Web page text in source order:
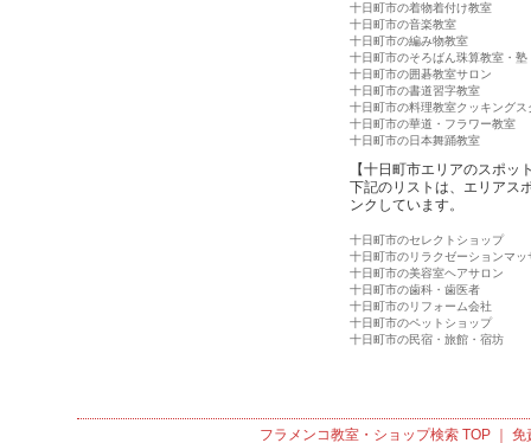
十日町市の着物着付け教室
十日町市の音楽教室
十日町市の編み物教室
十日町市のそろばん珠算教室・塾
十日町市の囲碁教室サロン
十日町市の書道習字教室
十日町市の料理教室クッキングス
十日町市の華道・フラワー教室
十日町市の日本舞踊教室
【十日町市エリアのスポッ
下記のリストは、エリアス
ンクしています。
十日町市のセレクトショップ
十日町市のリラクゼーションマッ
十日町市の美容室ヘアサロン
十日町市の歯科・歯医者
十日町市のリフォーム会社
十日町市のペットショップ
十日町市の民宿・旅館・宿坊
フラメンコ教室・ショップ検索TOP ｜ 免